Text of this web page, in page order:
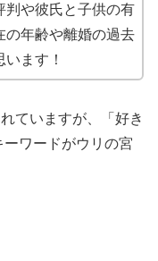
判や彼氏と子供の有
の年齢や離婚の過去
ます！
ていますが、「好き
ワードがウリの宮